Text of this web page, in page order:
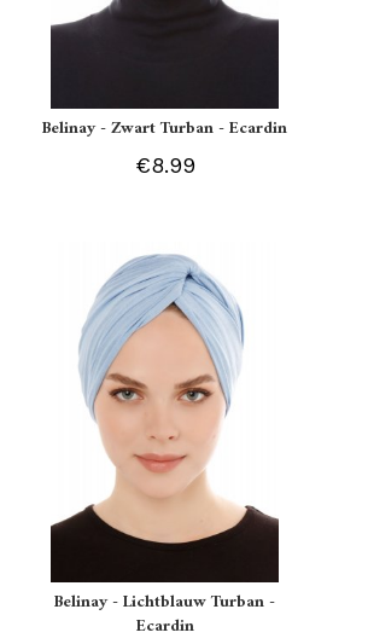
Belinay - Zwart Turban - Ecardin
€8.99
Belinay - Lichtblauw Turban -
Ecardin